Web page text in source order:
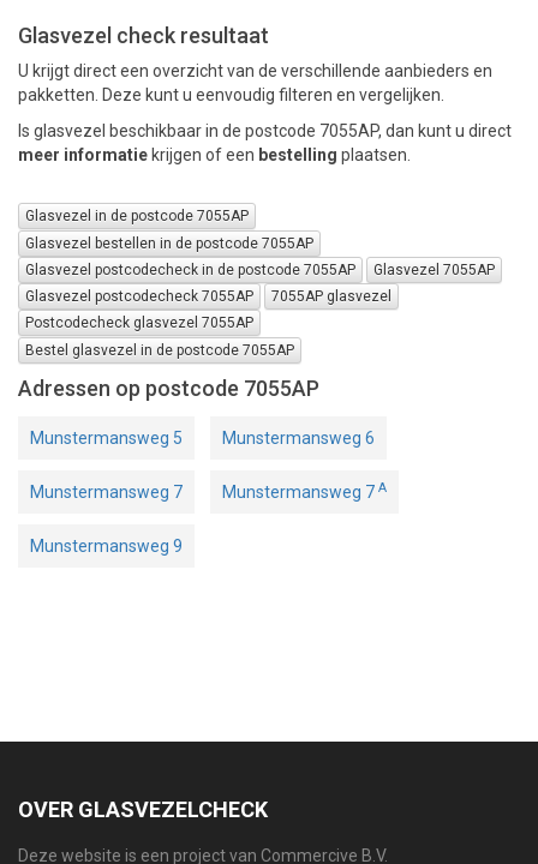
Glasvezel check resultaat
U krijgt direct een overzicht van de verschillende aanbieders en
pakketten. Deze kunt u eenvoudig filteren en vergelijken.
Is glasvezel beschikbaar in de postcode 7055AP, dan kunt u direct
meer informatie krijgen of een bestelling plaatsen.
Glasvezel in de postcode 7055AP
Glasvezel bestellen in de postcode 7055AP
Glasvezel postcodecheck in de postcode 7055AP
Glasvezel 7055AP
Glasvezel postcodecheck 7055AP
7055AP glasvezel
Postcodecheck glasvezel 7055AP
Bestel glasvezel in de postcode 7055AP
Adressen op postcode 7055AP
Munstermansweg 5 Munstermansweg 6
Munstermansweg 7 Munstermansweg 7 A
Munstermansweg 9
OVER GLASVEZELCHECK
Deze website is een project van Commercive B.V.